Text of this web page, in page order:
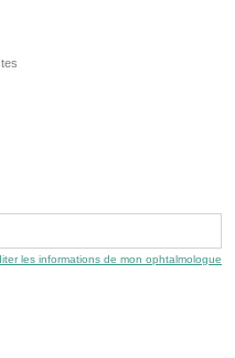
les informations de mon ophtalmologue